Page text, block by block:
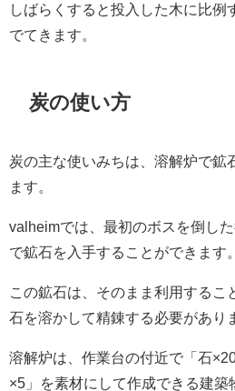
しばらくすると投入した木に比例
でてきます。
炭の使い方
炭の主な使いみちは、溶解炉で鉱
ます。
valheimでは、最初のボスを倒し
で鉱石を入手することができます。
この鉱石は、そのまま利用するこ
石を溶かして精錬する必要があり
溶解炉は、作業台の付近で「石
×5」を素材にして作成できる建築